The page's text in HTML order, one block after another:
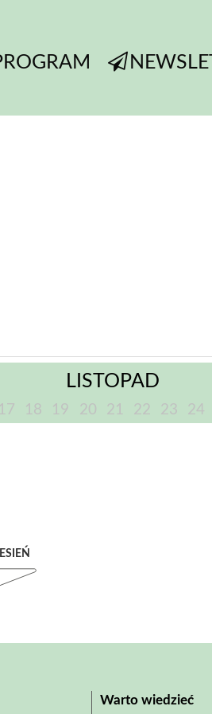
LISTOPAD
17 18 19 20 21 22 23 24
Warto wiedzieć